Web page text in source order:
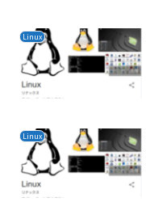
Linux
Linux